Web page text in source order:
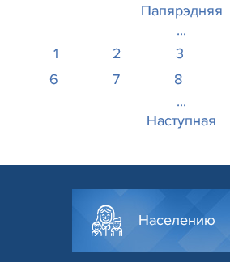
Папярэдняя
...
1
2 3
6
7 8
...
Наступная
Населению